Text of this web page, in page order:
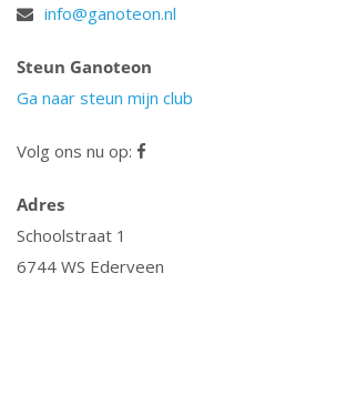
info@ganoteon.nl
Steun Ganoteon
Ga naar steun mijn club
Volg ons nu op:
Adres
Schoolstraat 1
6744 WS Ederveen